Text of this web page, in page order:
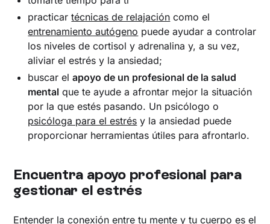
practicartécnicas de relajación como el
entrenamiento autógeno puede ayudar a controlar
los niveles de cortisol y adrenalina y, a su vez,
aliviar el estrés y la ansiedad;
buscar elapoyo de un profesional de la salud
mental que te ayude a afrontar mejor la situación
por la que estés pasando. Un psicólogo o
psicóloga para el estrés y la ansiedad puede
proporcionar herramientas útiles para afrontarlo.
Encuentra apoyo profesional para
gestionar el estrés
Entender la conexión entre tu mente y tu cuerpo es el